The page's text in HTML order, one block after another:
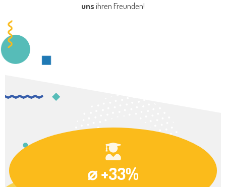
unsihren Freunden!
⌀ +33%